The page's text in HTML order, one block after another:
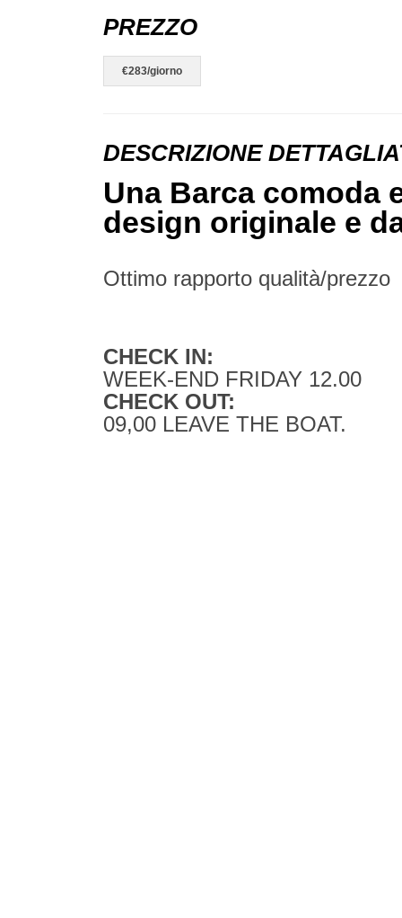
PREZZO
€283/giorno
DESCRIZIONE
Una Barca comoda
design originale e
Ottimo rapporto qualità/prezzo
CHECK IN:
WEEK-END FRIDAY 12.00
CHECK OUT:
09,00 LEAVE THE BOAT.